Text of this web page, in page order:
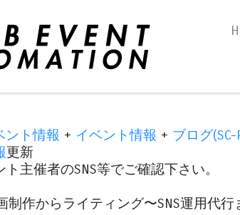
ント情報 + イベント情報 + ブログ(SC-
更新
主催者のSNS等でご確認下さい。
作からライティング〜SNS運用代行